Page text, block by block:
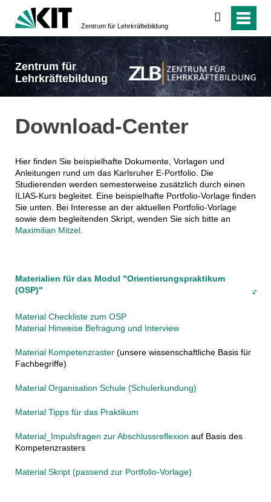
Zentrum für Lehrkräftebildung
suchen
Zentrum für
Lehrkräftebildung
Download-Center
Hier finden Sie beispielhafte Dokumente, Vorlagen und
Anleitungen rund um das Karlsruher E-Portfolio. Die
Studierenden werden semesterweise zusätzlich durch einen
ILIAS-Kurs begleitet. Eine beispielhafte Portfolio-Vorlage finden
Sie unten. Bei Interesse an der aktuellen Portfolio-Vorlage
sowie dem begleitenden Skript, wenden Sie sich bitte an
Maximilian Mitzel.
Materialien für das Modul "Orientierungspraktikum
(OSP)"
Material Checkliste zum OSP
Material Hinweise Befragung und Interview
Material Kompetenzraster(unsere wissenschaftliche Basis für
Fachbegriffe)
Material Organisation Schule (Schulerkundung)
Material Tipps für das Praktikum
Material_Impulsfragen zur Abschlussreflexion auf Basis des
Kompetenzrasters
Material Skript (passend zur Portfolio-Vorlage)